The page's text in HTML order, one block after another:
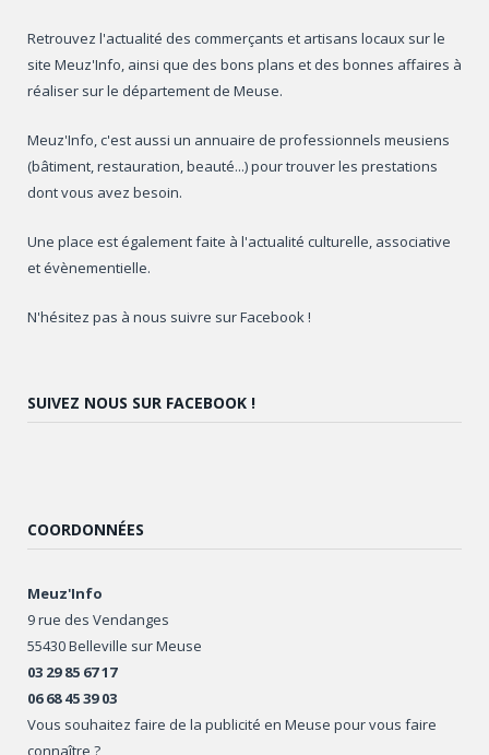
Retrouvez l'actualité des commerçants et artisans locaux sur le
site Meuz'Info, ainsi que des bons plans et des bonnes affaires à
réaliser sur le département de Meuse.
Meuz'Info, c'est aussi un annuaire de professionnels meusiens
(bâtiment, restauration, beauté...) pour trouver les prestations
dont vous avez besoin.
Une place est également faite à l'actualité culturelle, associative
et évènementielle.
N'hésitez pas à nous suivre sur Facebook !
SUIVEZ NOUS SUR FACEBOOK !
COORDONNÉES
Meuz'Info
9 rue des Vendanges
55430 Belleville sur Meuse
03 29 85 67 17
06 68 45 39 03
Vous souhaitez faire de la publicité en Meuse pour vous faire
connaître ?